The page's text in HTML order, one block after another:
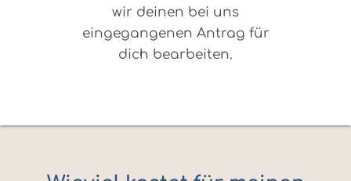
wir deinen bei uns
eingegangenen Antrag für
dich bearbeiten.